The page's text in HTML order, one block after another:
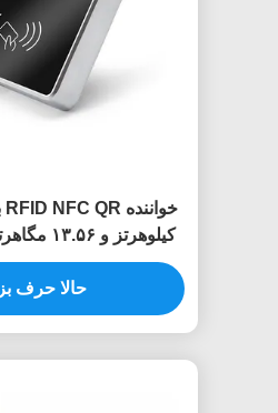
کیلوهرتز
برای کنترل
حالا حرف